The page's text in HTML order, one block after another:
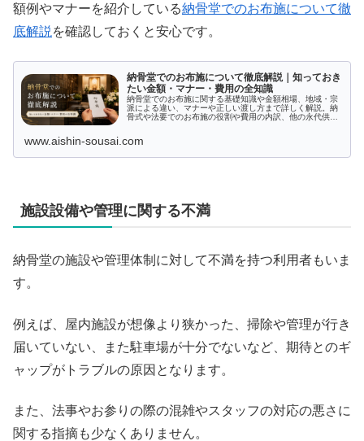
額例やマナーを紹介している納骨堂でのお布施について徹
底解説 を確認しておくと安心です。
納骨堂でのお布施について徹底解説｜知っておき
たい金額・マナー・費用の全知識
納骨堂でのお布施に関する基礎知識や金額相場、地域・宗
派による違い、マナーや正しい渡し方まで詳しく解説。納
骨式や法要でのお布施の役割や費用の内訳、他の永代供養
www.aishin-sousai.com
施設設備や管理に関する不満
納骨堂の施設や管理体制に対して不満を持つ利用者もいま
す。
例えば、屋内施設が想像より狭かった、掃除や管理が行き
届いていない、また駐車場が十分でないなど、期待とのギ
ャップがトラブルの原因となります。
また、法事やお参りの際の混雑やスタッフの対応の悪さに
関する指摘も少なくありません。